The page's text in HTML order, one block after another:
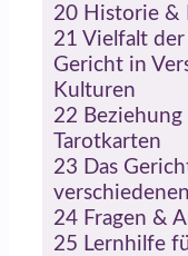
20 Historie &
21 Vielfalt der
Gericht in
Kulturen
22
Tarotkarten
23 Das
24 Fragen &
25 Lernhilfe